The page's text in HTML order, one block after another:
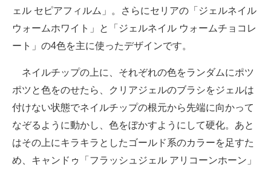
ェル セピアフィルム」。さらにセリアの「ジェルネイル
ウォームホワイト」と「ジェルネイル ウォームチョコレ
ート」の4色を主に使ったデザインです。
ネイルチップの上に、それぞれの色をランダムにポツ
ポツと色をのせたら、クリアジェルのブラシをジェルは
付けない状態でネイルチップの根元から先端に向かって
なぞるように動かし、色をぼかすようにして硬化。あと
はその上にキラキラとしたゴールド系のカラーを足すた
め、キャンドゥ「フラッシュジェル アリコーンホーン」